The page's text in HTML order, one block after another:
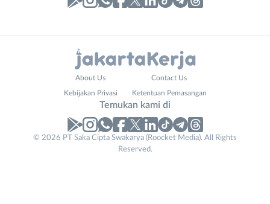
No. Telp /
About Us Contact Us
Kebijakan Privasi Ketentuan Pemasangan
Temukan kami di
© 2026 PT Saka Cipta Swakarya (Roocket Media). All Rights
Reserved.